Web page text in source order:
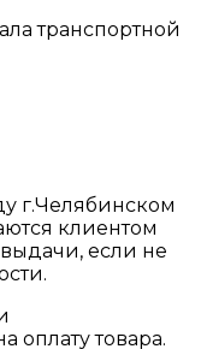
транспортной
г.Челябинском
клиентом
если не
оплату товара.